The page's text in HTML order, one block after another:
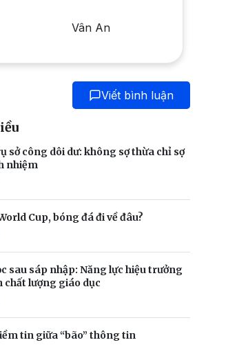
Vân An
Viết bình luận
sở công dôi dư: không sợ thừa chỉ sợ
nhiệm
Cup, bóng đá đi về đâu?
sau sáp nhập: Năng lực hiệu trưởng
chất lượng giáo dục
tin giữa “bão” thông tin